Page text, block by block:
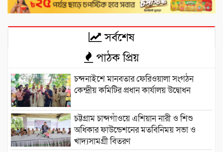
সর্বশেষ
পাঠক প্রিয়
চন্দনাইশে মানবতার ফেরিওয়ালা সংগঠন
কেন্দ্রীয় কমিটির প্রধান কার্যালয় উদ্বোধন
চট্টগ্রাম চান্দগাঁওয়ে এশিয়ান নারী ও শিশু
অধিকার ফাউন্ডেশনের মতবিনিময় সভা ও
খাদ্যসামগ্রী বিতরণ